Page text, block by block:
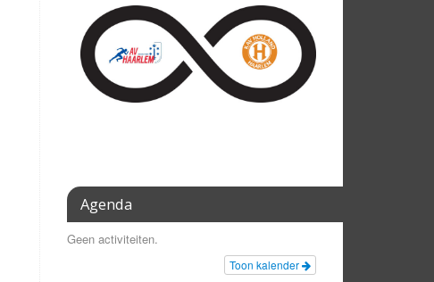
Agenda
Geen activiteiten.
Toon kalender